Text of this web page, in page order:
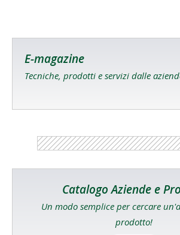
E-magazine
Tecniche, prodotti e servizi dalle
Catalogo Aziende e
Un modo semplice per cercare
prodotto!